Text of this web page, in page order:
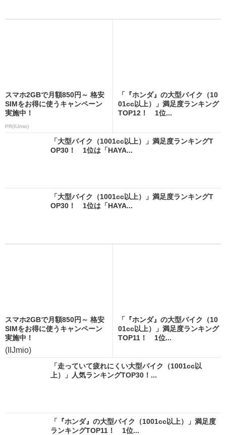
スマホ2GBで月額850円～ 格安
SIMをお得に使うキャンペーン
実施中！
PR(IIJmio)
「『ホンダ』の大型バイク（10
01cc以上）」満足度ランキング
TOP12！ 1位...
「大型バイク（1001cc以上）」満足度ランキングT
OP30！ 1位は「HAYA...
「大型バイク（1001cc以上）」満足度ランキングT
OP30！ 1位は「HAYA...
スマホ2GBで月額850円～ 格安
SIMをお得に使うキャンペーン
実施中！
(IIJmio)
「『ホンダ』の大型バイク（10
01cc以上）」満足度ランキング
TOP11！ 1位...
「走っていて疲れにくい大型バイク（1001cc以
上）」人気ランキングTOP30！...
「『ホンダ』の大型バイク（1001cc以上）」満足度
ランキングTOP11！ 1位...